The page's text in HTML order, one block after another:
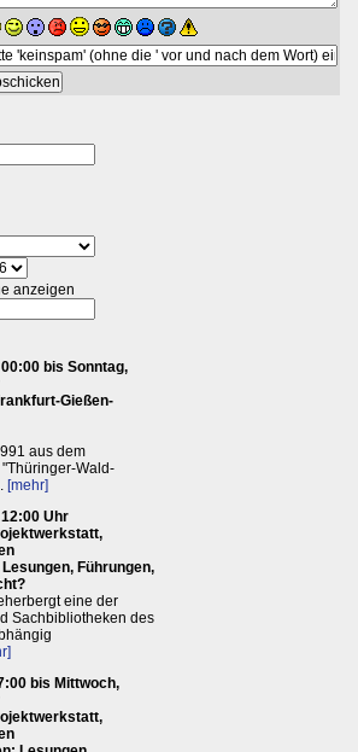
anzeigen
bis Sonntag,
Gießen-
aus dem
Wald-
[mehr]
Uhr
Führungen,
eine der
Sachbibliotheken des
bis Mittwoch,